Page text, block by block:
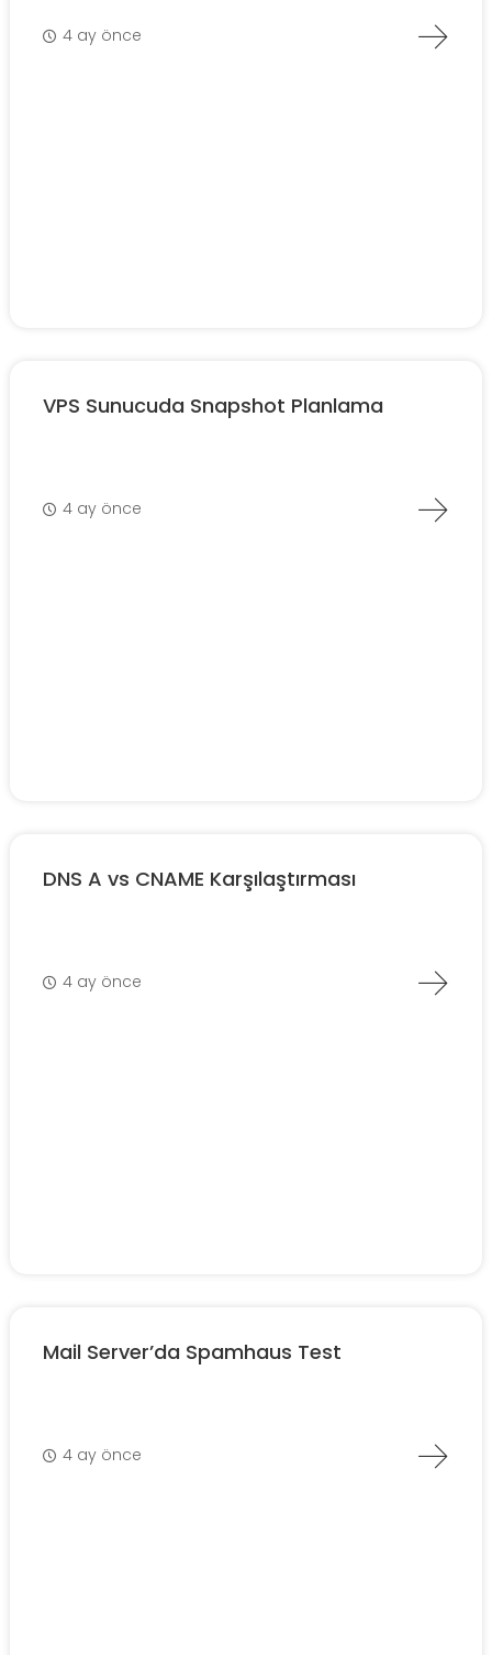
4 ay önce
VPS Sunucuda Snapshot Planlama
4 ay önce
DNS A vs CNAME Karşılaştırması
4 ay önce
Mail Server’da Spamhaus Test
4 ay önce